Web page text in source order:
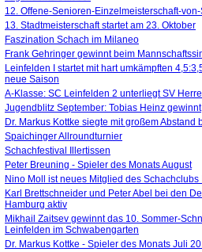
12. Offene-Senioren-Einzelmeisterschaft-
13. Stadtmeisterschaft startet am 23. Oktober
Faszination Schach im Milaneo
Frank Gehringer gewinnt beim
Leinfelden I startet mit hart umkämpften
neue Saison
A-Klasse: SC Leinfelden 2 unterliegt SV
Jugendblitz September: Tobias Heinz gewinnt
Dr. Markus Kottke siegte mit großem
Spaichinger Allroundturnier
Schachfestival Illertissen
Peter Breuning - Spieler des Monats August
Nino Moll ist neues Mitglied des
Karl Brettschneider und Peter Abel bei den
Hamburg aktiv
Mikhail Zaitsev gewinnt das 10. Sommer-
Leinfelden im Schwabengarten
Dr. Markus Kottke - Spieler des Monats Juli